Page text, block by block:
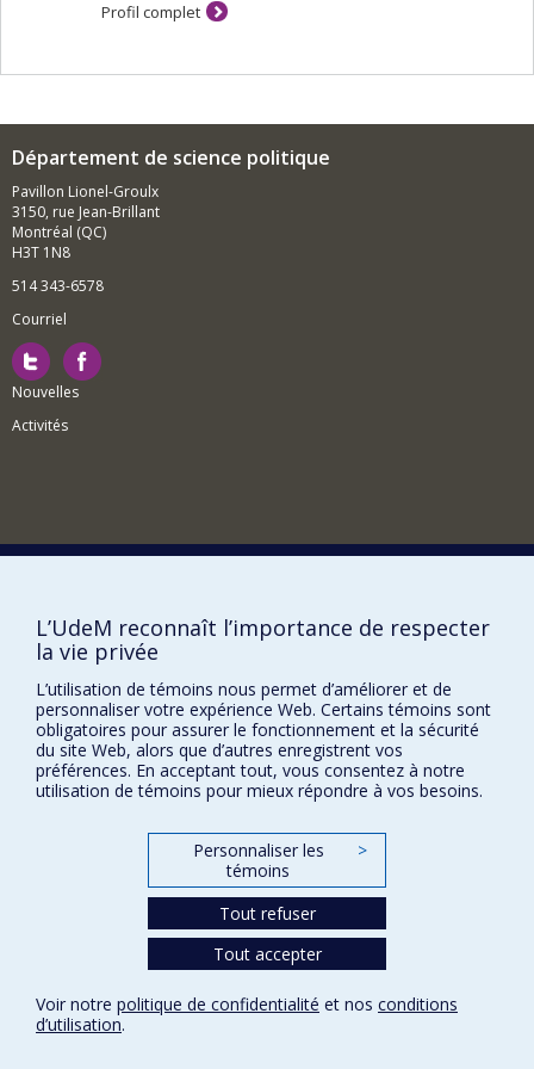
Politique européenne
Profil complet
Département de science politique
Pavillon Lionel-Groulx
3150, rue Jean-Brillant
Montréal (QC)
H3T 1N8
514 343-6578
Courriel
Nouvelles
Activités
Plan du site
Accessibilité
FACULTÉ DES ARTS ET DES SCIENCES
Nos départements et écoles
Nos centres d'études
Conditions d’utilisation
Paramètres des témoins
Université de
L’UdeM reconnaît l’importance de respecter
la vie privée
L’utilisation de témoins nous permet d’améliorer et de
personnaliser votre expérience Web. Certains témoins sont
obligatoires pour assurer le fonctionnement et la sécurité
du site Web, alors que d’autres enregistrent vos
préférences. En acceptant tout, vous consentez à notre
utilisation de témoins pour mieux répondre à vos besoins.
Personnaliser les
témoins
>
Tout refuser
Tout accepter
Voir notre politique de confidentialité et nos conditions
d’utilisation.